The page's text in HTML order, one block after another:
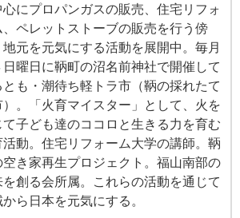
心にプロパンガスの販売、住宅リフォ
、ペレットストーブの販売を行う傍
地元を元気にする活動を展開中。毎月
日曜日に鞆町の沼名前神社で開催して
とも・潮待ち軽トラ市（鞆の採れたて
）。「火育マイスター」として、火を
て子ども達のココロと生きる力を育む
活動。住宅リフォーム大学の講師。鞆
空き家再生プロジェクト。福山南部の
を創る会所属。これらの活動を通じて
ら日本を元気にする。